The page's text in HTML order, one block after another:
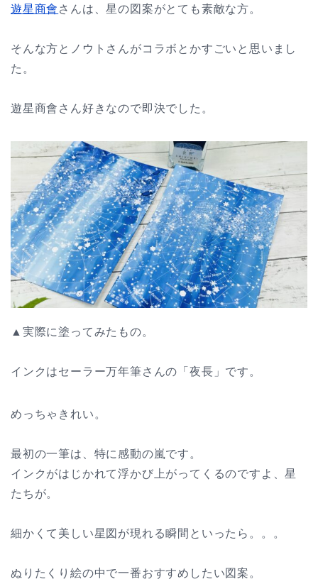
遊星商會 さんは、星の図案がとても素敵な方。
そんな方とノウトさんがコラボとかすごいと思いまし
た。
遊星商會さん好きなので即決でした。
▲実際に塗ってみたもの。
インクはセーラー万年筆さんの「夜長」です。
めっちゃきれい。
最初の一筆は、特に感動の嵐です。
インクがはじかれて浮かび上がってくるのですよ、星
たちが。
細かくて美しい星図が現れる瞬間といったら。。。
ぬりたくり絵の中で一番おすすめしたい図案。